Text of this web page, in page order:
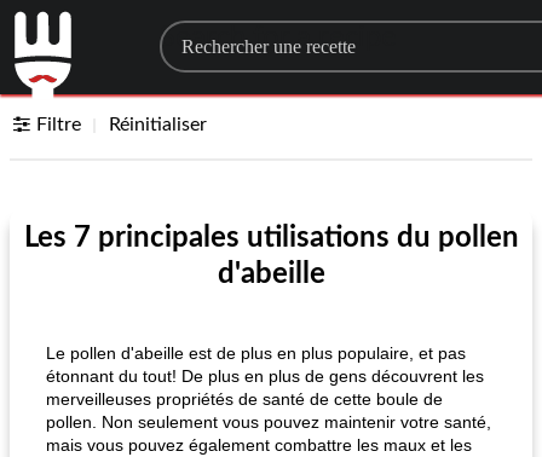
Search for a recipe
Filtre Réinitialiser
Les 7 principales utilisations du pollen
d'abeille
Le pollen d'abeille est de plus en plus populaire, et pas
étonnant du tout! De plus en plus de gens découvrent les
merveilleuses propriétés de santé de cette boule de
pollen. Non seulement vous pouvez maintenir votre santé,
mais vous pouvez également combattre les maux et les